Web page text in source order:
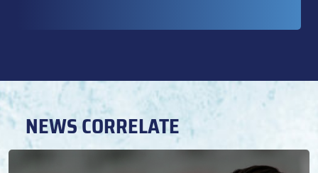
NEWS CORRELATE